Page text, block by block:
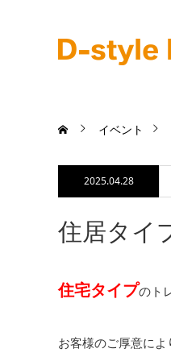
イベント
2025.04.28
住居タイ
住宅タイプのト
お客様のご厚意によ